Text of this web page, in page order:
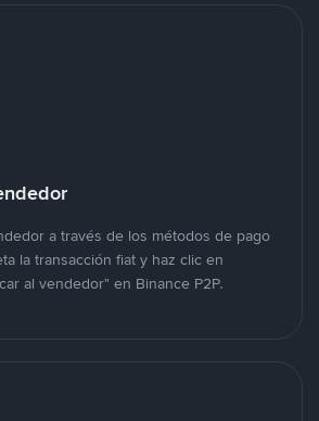
a través de los métodos de pago
la transacción fiat y haz clic en
al vendedor" en Binance P2P.